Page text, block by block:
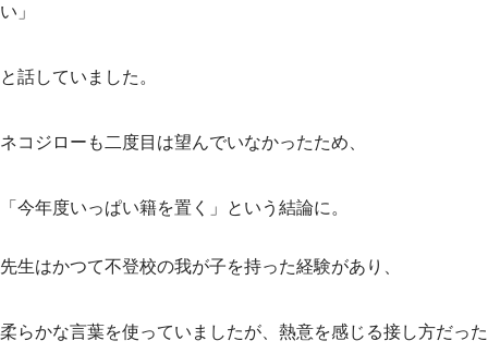
い」
と話していました。
ネコジローも二度目は望んでいなかったため、
「今年度いっぱい籍を置く」という結論に。
先生はかつて不登校の我が子を持った経験があり、
柔らかな言葉を使っていましたが、熱意を感じる接し方だった